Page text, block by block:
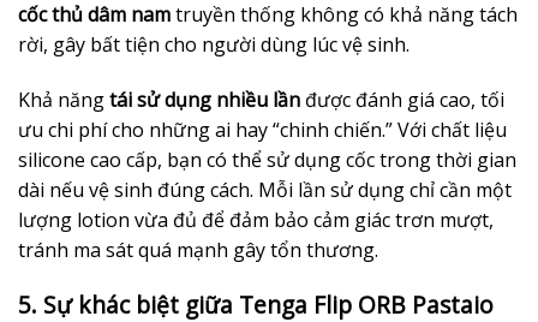
cốc thủ dâm namtruyền thống không có khả năng tách
rời, gây bất tiện cho người dùng lúc vệ sinh.
Khả năngtái sử dụng nhiều lần được đánh giá cao, tối
ưu chi phí cho những ai hay “chinh chiến.” Với chất liệu
silicone cao cấp, bạn có thể sử dụng cốc trong thời gian
dài nếu vệ sinh đúng cách. Mỗi lần sử dụng chỉ cần một
lượng lotion vừa đủ để đảm bảo cảm giác trơn mượt,
tránh ma sát quá mạnh gây tổn thương.
5. Sự khác biệt giữa Tenga Flip ORB Pastaio